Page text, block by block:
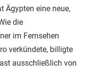
Ägypten eine neue,
die
im Fernsehen
verkündete, billigte
ausschließlich von